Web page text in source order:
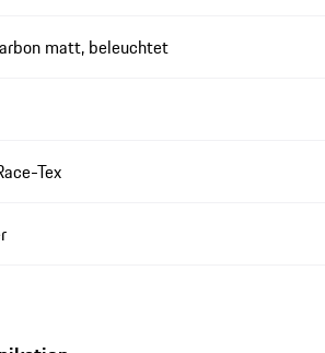
matt, beleuchtet
Tex